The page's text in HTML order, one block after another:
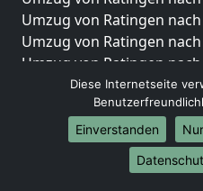
Umzug von Ratingen
Umzug von Ratingen
Umzug von Ratingen
Umzug von Ratingen
Umzug von Ratingen
Umzug von Ratingen
Umzug von Ratingen
Umzug von Ratingen
Diese Internetseite
Einverstanden